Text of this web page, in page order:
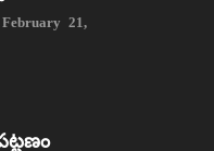
21,